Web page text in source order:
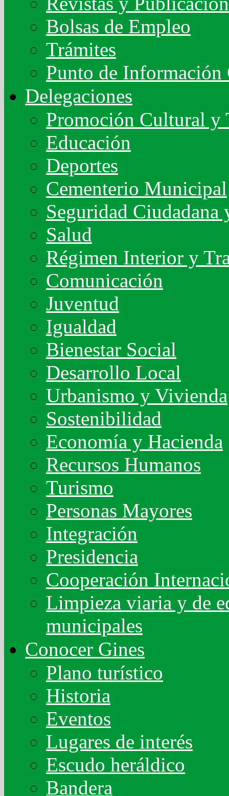
Bolsas de Empleo
Trámites
Punto de Información
Delegaciones
Promoción Cultural y
Educación
Deportes
Cementerio Municipal
Seguridad
Salud
Régimen Interior y
Comunicación
Juventud
Igualdad
Bienestar Social
Desarrollo Local
Urbanismo y Vivienda
Sostenibilidad
Economía y Hacienda
Recursos Humanos
Turismo
Personas Mayores
Integración
Presidencia
Cooperación
Limpieza viaria y de
municipales
Conocer Gines
Plano turístico
Historia
Eventos
Lugares de interés
Escudo heráldico
Bandera